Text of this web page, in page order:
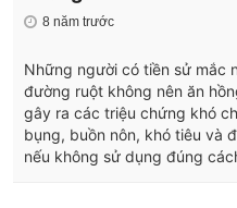
8 năm trước
Những người có tiền sử mắc
đường ruột không nên ăn
gây ra các triệu chứng khó
bụng, buồn nôn, khó tiêu và
nếu không sử dụng đúng